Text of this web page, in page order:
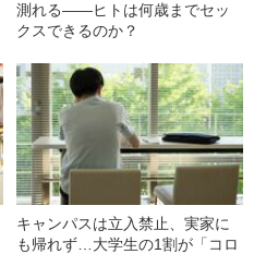
測れる――ヒトは何歳までセッ
クスできるのか？
キャンパスは立入禁止、実家に
も帰れず…大学生の1割が「コロ